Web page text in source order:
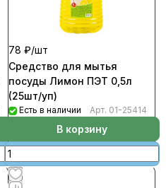
78 ₽/шт
Средство для мытья
посуды Лимон ПЭТ 0,5л
(25шт/уп)
Есть в наличии Арт. 01-25414
В корзину